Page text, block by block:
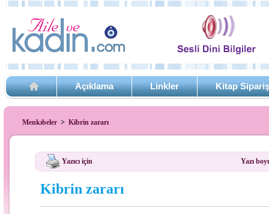
Açıklama Linkler Kitap
Menkıbeler > Kibrin zararı
Yazıcı için Yazı
Kibrin zararı